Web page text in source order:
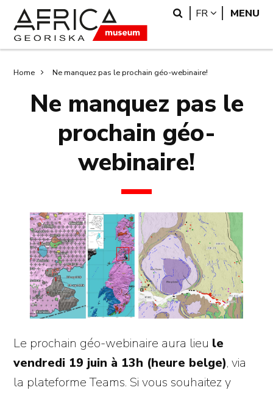
main
content
search
Search
FR LANGUAGE
MENU
Breadcrumb
Home Ne manquez pas le prochain géo-webinaire!
Ne manquez pas le
prochain géo-
webinaire!
Le prochain géo-webinaire aura lieu le
vendredi 19 juin à 13h (heure belge), via
la plateforme Teams. Si vous souhaitez y